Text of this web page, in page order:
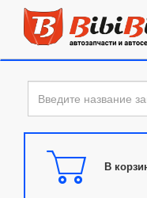
В